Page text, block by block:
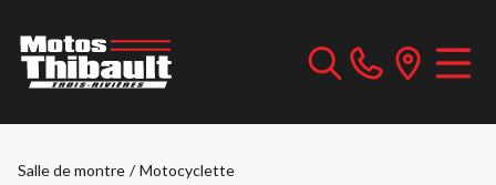
Salle de montre / Motocyclette